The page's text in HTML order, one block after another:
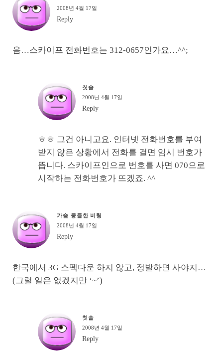
2008년 4월 17일
Reply
음…스카이프 전화번호는 312-0657인가요…^^;
칫솔
2008년 4월 17일
Reply
ㅎㅎ 그건 아니고요. 인터넷 전화번호를 부여
받지 않은 상황에서 전화를 걸면 임시 번호가
뜹니다. 스카이프인으로 번호를 사면 070으로
시작하는 전화번호가 뜨겠죠. ^^
가슴 뭉클한 비링
2008년 4월 17일
Reply
한국에서 3G 스펙다운 하지 않고, 정발하면 사야지…
(그럴 일은 없겠지만 ‘~’)
칫솔
2008년 4월 17일
Reply